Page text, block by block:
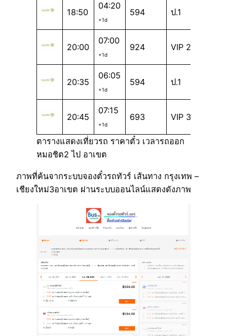
18:50
04:20
+1d
594 ป.1
20:00
07:00
+1d
924 VIP 24
20:35
06:05
+1d
594 ป.1
20:45
07:15
+1d
693 VIP 32
ตารางแสดงเที่ยวรถ ราคาตั๋ว เวลารถออก
หมอชิต2 ไป อาเขต
ภาพที่ค้นจากระบบจองตั๋วรถทัวร์ เส้นทาง กรุงเทพ –
เชียงใหม่3อาเขต ผ่านระบบออนไลน์แสดงดังภาพ